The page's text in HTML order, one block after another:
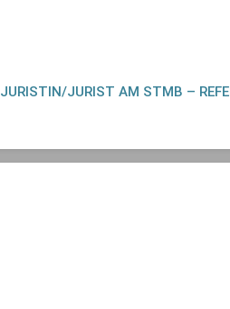
JURISTIN/JURIST AM STMB –